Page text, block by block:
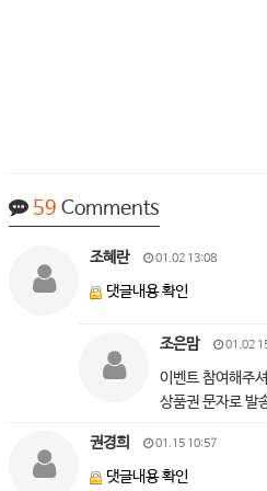
59 Comments
조혜란 01.02 13:08
댓글내용 확인
조은맘 01.02
이벤트 참여해주
상품권 문자로 발
권경희 01.15 10:57
댓글내용 확인